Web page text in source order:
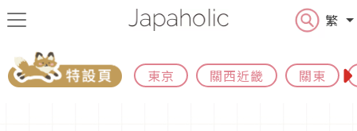
繁
東京 關西近畿 關東